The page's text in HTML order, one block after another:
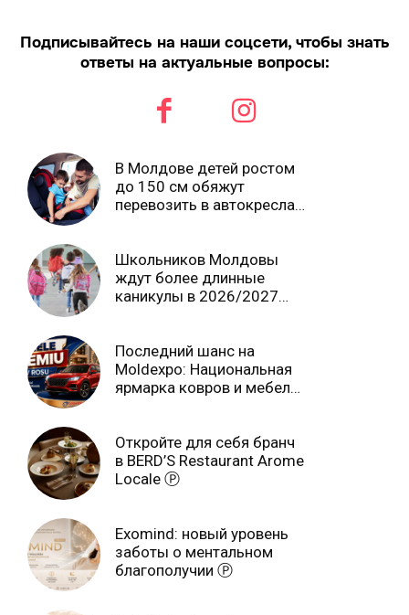
Подписывайтесь на наши соцсети, чтобы знать
ответы на актуальные вопросы:
В Молдове детей ростом
до 150 см обяжут
перевозить в автокреслах
Школьников Молдовы
ждут более длинные
каникулы в 2026/2027
Последний шанс на
Moldexpo: Национальная
ярмарка ковров и мебели
Откройте для себя бранч
в BERD’S Restaurant Arome
Locale Ⓟ
Exomind: новый уровень
заботы о ментальном
благополучии Ⓟ